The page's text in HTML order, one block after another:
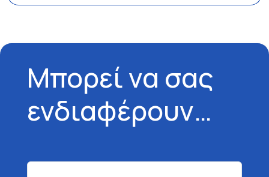
Μπορεί να σας
ενδιαφέρουν…